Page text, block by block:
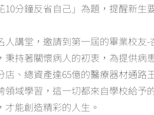
10分鐘反省自己」為題，提醒新
人講堂，邀請到第一屆的畢業校友
秉持著關懷病人的初衷，為提供病
店、總資產達65億的醫療器材通
領域學習，這一切都來自學校給予
才能創造精彩的人生。